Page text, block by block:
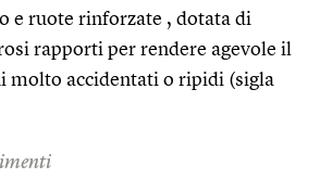
e ruote rinforzate , dotata di
rapporti per rendere agevole il
molto accidentati o ripidi (sigla